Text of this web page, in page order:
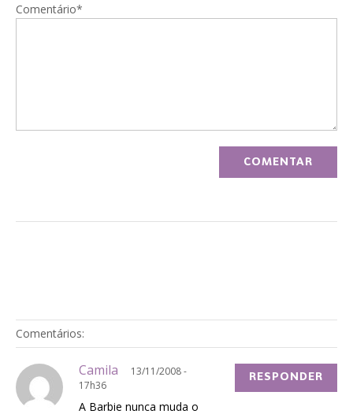
Comentário*
Comentários:
Camila
13/11/2008 -
17h36
A Barbie nunca muda o
RESPONDER